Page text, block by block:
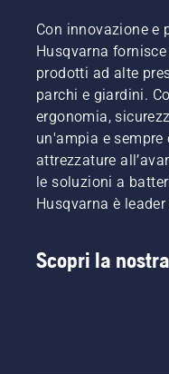
Con innovazione e
Husqvarna
prodotti ad alte
parchi e giardini.
ergonomia,
un'ampia e
attrezzature
le soluzioni a
Husqvarna è
Scopri la